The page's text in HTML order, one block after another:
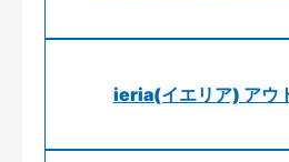
ieria(イエリア) アウ